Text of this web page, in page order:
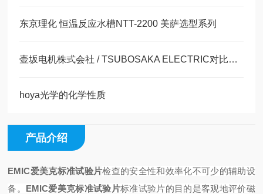
东京理化 恒温反应水槽NTT-2200 美萨选型系列
壶坂电机株式会社 / TSUBOSAKA ELECTRIC对比度仪CT-1半导体前端制程
hoya光学的化学性质
产品介绍
EMIC爱美克标准试验片检查的安全性和效率化不可少的辅助设
备。 EMIC爱美克标准试验片标准试验片的目的是客观地评价磁